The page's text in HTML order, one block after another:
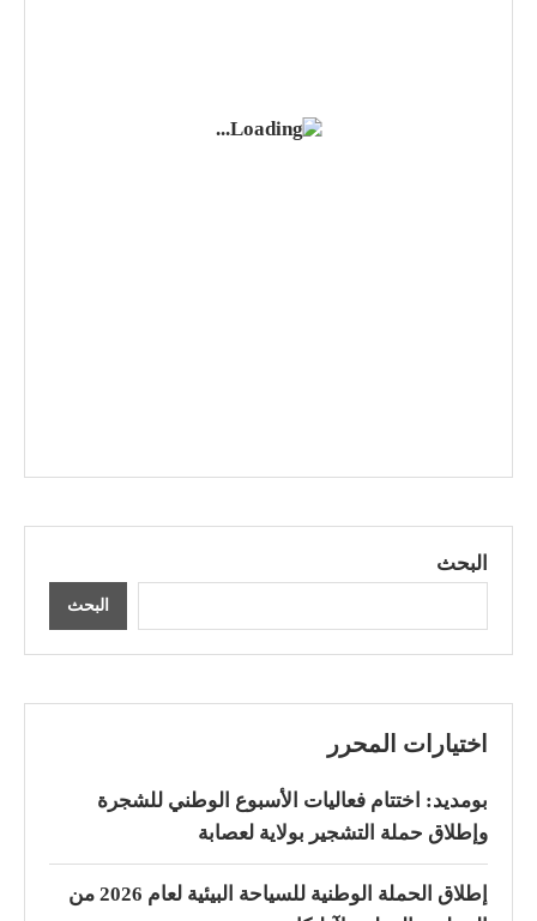
البحث
البحث
اختيارات المحرر
بومديد: اختتام فعاليات الأسبوع الوطني للشجرة
وإطلاق حملة التشجير بولاية لعصابة
إطلاق الحملة الوطنية للسياحة البيئية لعام 2026 من